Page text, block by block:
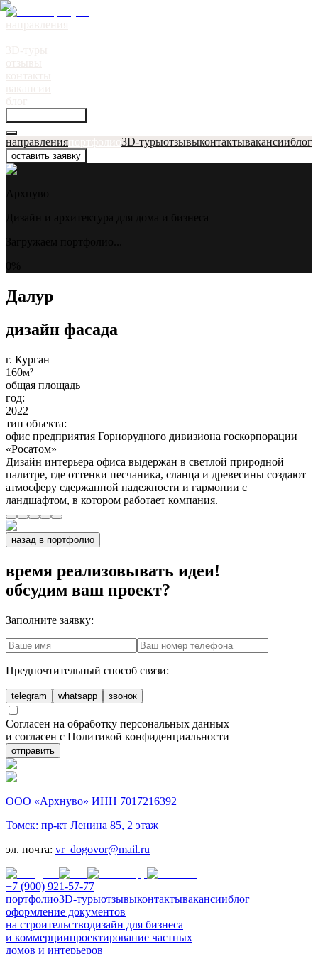
направления 3D-турыотзывыконтактывакансииблог
оставить заявку
Далур
дизайн фасада
г. Курган
160м²
общая площадь
год:
2022
тип объекта:
офис предприятия Горнорудного дивизиона госкорпорации
«Росатом»
Дизайн интерьера офиса выдержан в светлой природной
палитре, где оттенки песчаника, сланца и древесины создают
атмосферу сдержанной надежности и гармонии с
ландшафтом, в котором работает компания.
назад в портфолио
время реализовывать идеи!
обсудим ваш проект?
Заполните заявку:
Предпочтительный способ связи:
telegram whatsapp звонок
Согласен на обработку персональных данных
и согласен с Политикой конфиденциальности
отправить
ООО «Архнуво» ИНН 7017216392
Томск: пр-кт Ленина 85, 2 этаж
эл. почта: vr_dogovor@mail.ru
+7 (900) 921-57-77
портфолио3D-турыотзывыконтактывакансииблог
оформление документов
на строительстводизайн для бизнеса
и коммерциипроектирование частных
домов и интерьеров